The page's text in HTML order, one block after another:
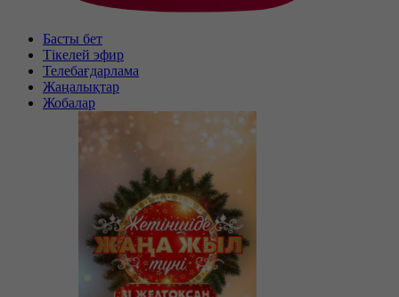
Басты бет
Тікелей эфир
Телебағдарлама
Жаңалықтар
Жобалар